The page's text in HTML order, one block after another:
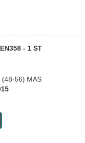
- 1 ST
56) MAS